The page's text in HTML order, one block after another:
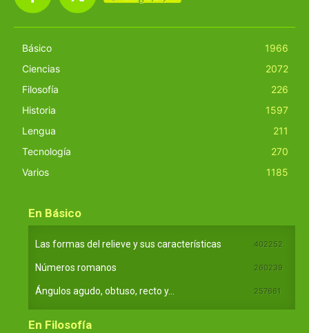
Básico
1966
Ciencias
2072
Filosofía
226
Historia
1597
Lengua
211
Tecnología
270
Varios
1185
En Básico
Las formas del relieve y sus características 402252
Números romanos 260239
Ángulos agudo, obtuso, recto y... 257661
En Filosofía